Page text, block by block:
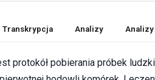
Transkrypcja Analizy
protokół pobierania próbek